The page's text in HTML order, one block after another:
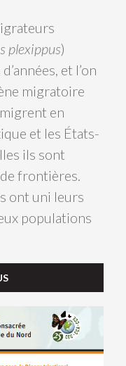
EN SAVOIR PLUS
PASSEZ À
NOUS DE VOS
EN SAVOIR
plexippus)
et l’on
migratoire
en
et les États-
ils sont
frontières.
ont uni leurs
populations